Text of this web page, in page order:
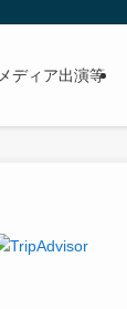
メディア出演等